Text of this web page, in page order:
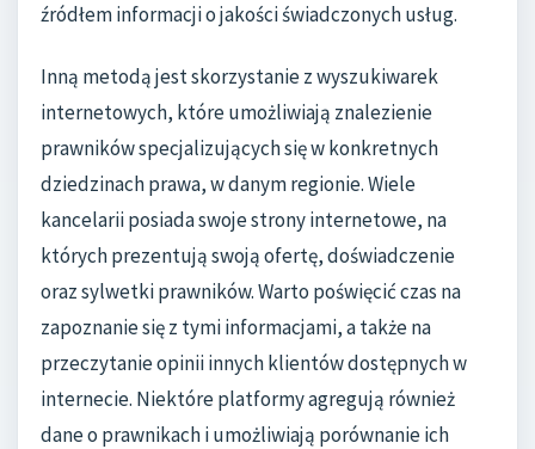
źródłem informacji o jakości świadczonych usług.
Inną metodą jest skorzystanie z wyszukiwarek
internetowych, które umożliwiają znalezienie
prawników specjalizujących się w konkretnych
dziedzinach prawa, w danym regionie. Wiele
kancelarii posiada swoje strony internetowe, na
których prezentują swoją ofertę, doświadczenie
oraz sylwetki prawników. Warto poświęcić czas na
zapoznanie się z tymi informacjami, a także na
przeczytanie opinii innych klientów dostępnych w
internecie. Niektóre platformy agregują również
dane o prawnikach i umożliwiają porównanie ich